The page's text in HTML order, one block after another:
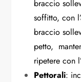
braccio
soffitto, con
braccio
petto,
ripetere con
Pettorali: